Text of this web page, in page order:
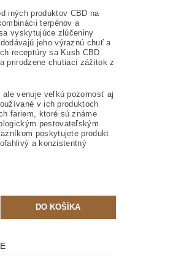
iných produktov CBD na
terpénov a
vyskytujúce zlúčeniny
jeho výraznú chuť a
receptúry sa Kush CBD
prirodzene chutiaci zážitok z
ale venuje veľkú pozornosť aj
v ich produktoch
fariem, ktoré sú známe
pestovateľským
poskytujete produkt
a konzistentný